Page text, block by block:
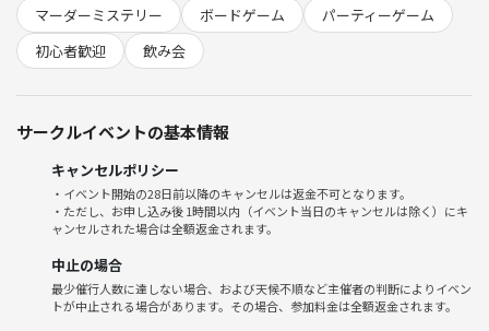
なにが出るかは当日のお楽しみ！
↓これまでの例↓
🍟揚げたてフライドポテト
🐔スパイシーから揚げ
🍰とろーりティラミスケーキ
🌶ピリ辛塩焼きそば
などなど
---------------------
------------------------------------------
マーダーミステリー
ボードゲーム
パーティーゲーム
初心者歓迎
飲み会
サークルイベントの基本情報
キャンセルポリシー
・イベント開始の28日前以降のキャンセルは返金不可となります。
・ただし、お申し込み後 1時間以内（イベント当日のキャンセルは除く）にキ
ャンセルされた場合は全額返金されます。
中止の場合
最少催行人数に達しない場合、および天候不順など主催者の判断によりイベン
トが中止される場合があります。その場合、参加料金は全額返金されます。